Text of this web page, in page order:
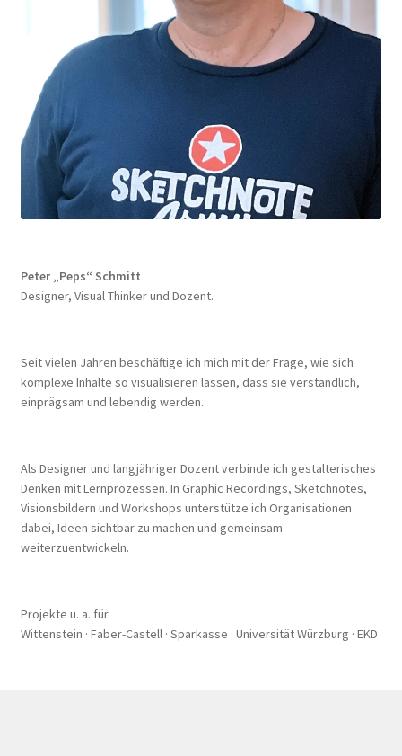
Peter „Peps“ Schmitt
Designer, Visual Thinker und Dozent.
Seit vielen Jahren beschäftige ich mich mit der Frage, wie sich
komplexe Inhalte so visualisieren lassen, dass sie verständlich,
einprägsam und lebendig werden.
Als Designer und langjähriger Dozent verbinde ich gestalterisches
Denken mit Lernprozessen. In Graphic Recordings, Sketchnotes,
Visionsbildern und Workshops unterstütze ich Organisationen
dabei, Ideen sichtbar zu machen und gemeinsam
weiterzuentwickeln.
Projekte u. a. für
Wittenstein · Faber-Castell · Sparkasse · Universität Würzburg · EKD